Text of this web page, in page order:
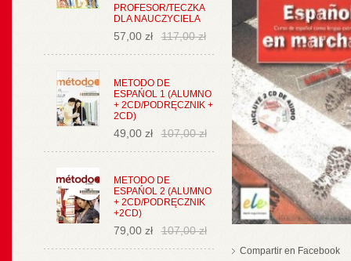
PROFESOR/TECZKA
DLA NAUCZYCIELA
57,00 zł 117,00 zł
METODO DE
ESPAŃOL 1 (ALUMNO
+ 2CD/PODRĘCZNIK +
2CD)
49,00 zł 107,00 zł
METODO DE
ESPAŃOL 2 (ALUMNO
+ 2CD/PODRĘCZNIK
+2CD)
79,00 zł 107,00 zł
Compartir en Facebook